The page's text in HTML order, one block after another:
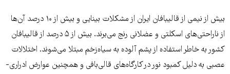
بیش از نیمی از قالیبافان ایران از مشکلات بینایی و بیش از ۱۰ درصد آن‌ها
از ناراحتی‌های اسکلتی و عضلانی رنج می‌برند. بیش از ۵ درصد از قالیبافان
کشور به خاطر استفاده از پشم آلوده به سیاه‌زخم مبتلا می‌شوند. اختلالات
عصبی به دلیل کمبود نور در کارگاه‌های قالی‌بافی و همچنین عوارض ادراری-